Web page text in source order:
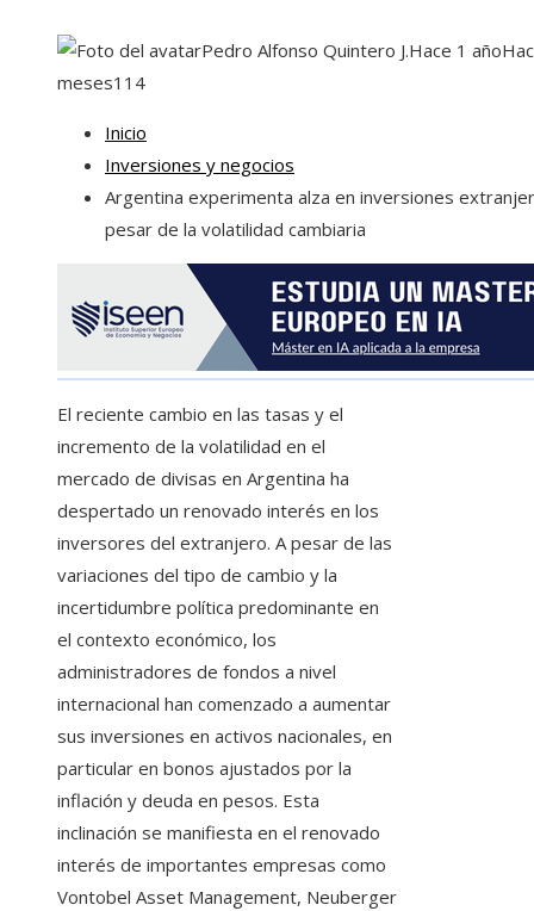
Pedro Alfonso Quintero J.Hace 1 año
meses114
Inicio
Inversiones y negocios
Argentina experimenta alza en inversiones
pesar de la volatilidad cambiaria
El reciente cambio en las tasas y el
incremento de la volatilidad en el
mercado de divisas en Argentina ha
despertado un renovado interés en los
inversores del extranjero. A pesar de las
variaciones del tipo de cambio y la
incertidumbre política predominante en
el contexto económico, los
administradores de fondos a nivel
internacional han comenzado a aumentar
sus inversiones en activos nacionales, en
particular en bonos ajustados por la
inflación y deuda en pesos. Esta
inclinación se manifiesta en el renovado
interés de importantes empresas como
Vontobel Asset Management, Neuberger